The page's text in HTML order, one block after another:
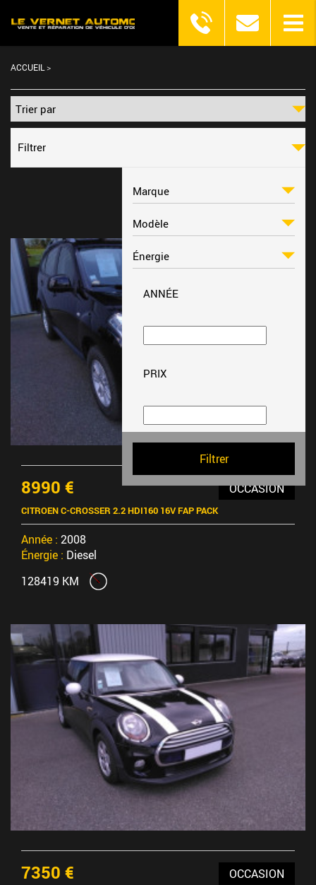
ACCUEIL >
Filtrer
ANNÉE
PRIX
8990 € OCCASION
CITROEN C-CROSSER 2.2 HDI160 16V FAP PACK
Année : 2008
Énergie : Diesel
128419 KM
7350 € OCCASION